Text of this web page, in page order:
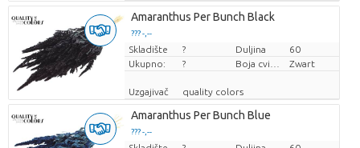
Amaranthus Per Bunch Black
??? -,--
Cijena po komadu
Skladište ? Duljina
60
Ukupno:
? Zwart
Uzgajivač quality colors
Amaranthus Per Bunch Blue
??? -,--